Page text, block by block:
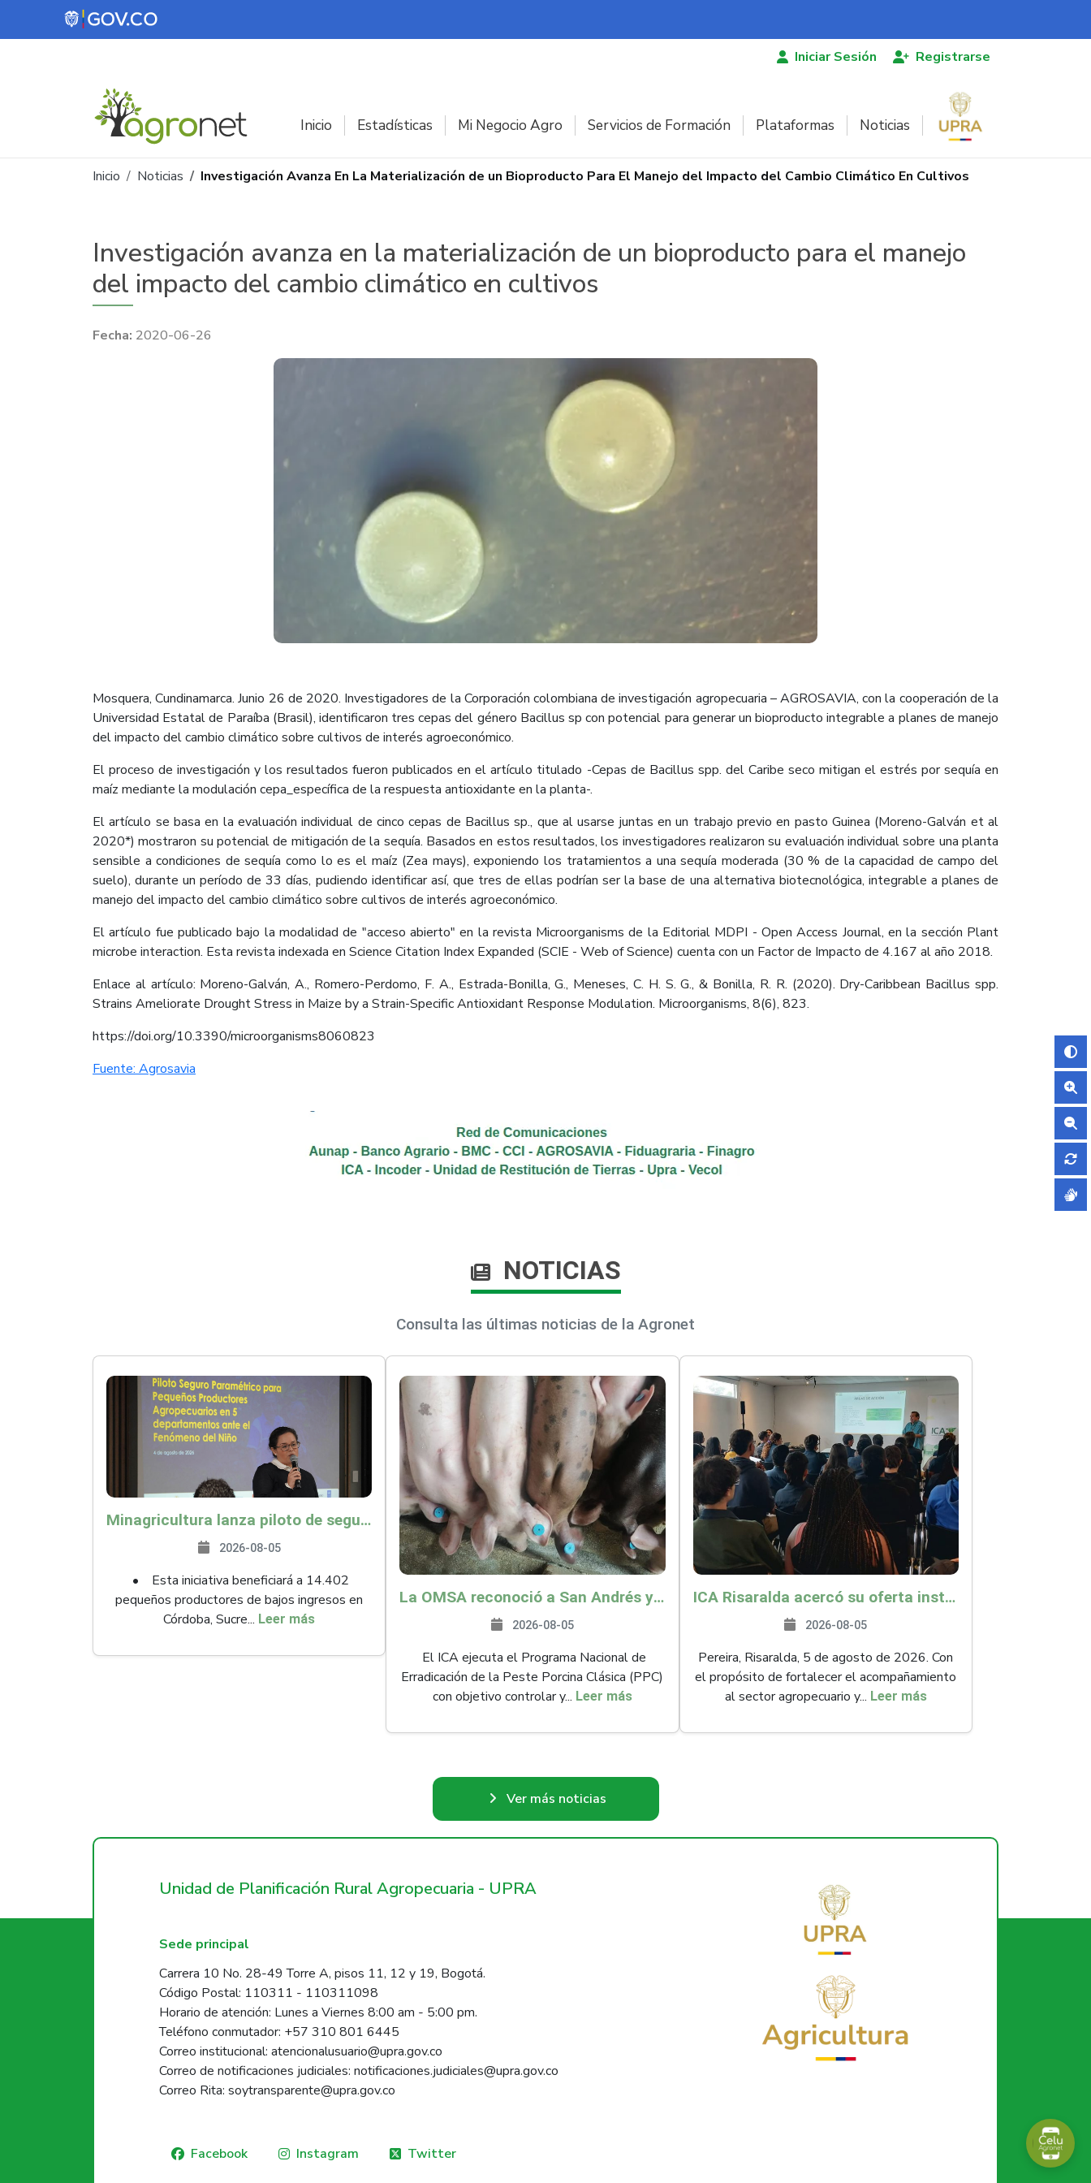
Pasar al contenido principal
Iniciar Sesión Registrarse
Inicio Estadísticas Mi Negocio Agro Servicios de Formación Plataformas Noticias
Ruta de navegación
Inicio Noticias Investigación Avanza En La Materialización de un Bioproducto Para El Manejo del Impacto del Cambio Climático En Cultivos
Investigación avanza en la materialización de un bioproducto para el manejo
del impacto del cambio climático en cultivos
2020-06-26
Mosquera, Cundinamarca. Junio 26 de 2020. Investigadores de la Corporación colombiana de investigación agropecuaria – AGROSAVIA, con la cooperación de la
Universidad Estatal de Paraíba (Brasil), identificaron tres cepas del género Bacillus sp con potencial para generar un bioproducto integrable a planes de manejo
del impacto del cambio climático sobre cultivos de interés agroeconómico.
El proceso de investigación y los resultados fueron publicados en el artículo titulado -Cepas de Bacillus spp. del Caribe seco mitigan el estrés por sequía en
maíz mediante la modulación cepa_específica de la respuesta antioxidante en la planta-.
El artículo se basa en la evaluación individual de cinco cepas de Bacillus sp., que al usarse juntas en un trabajo previo en pasto Guinea (Moreno-Galván et al
2020*) mostraron su potencial de mitigación de la sequía. Basados en estos resultados, los investigadores realizaron su evaluación individual sobre una planta
sensible a condiciones de sequía como lo es el maíz (Zea mays), exponiendo los tratamientos a una sequía moderada (30 % de la capacidad de campo del
suelo), durante un período de 33 días, pudiendo identificar así, que tres de ellas podrían ser la base de una alternativa biotecnológica, integrable a planes de
manejo del impacto del cambio climático sobre cultivos de interés agroeconómico.
El artículo fue publicado bajo la modalidad de "acceso abierto" en la revista Microorganisms de la Editorial MDPI - Open Access Journal, en la sección Plant
microbe interaction. Esta revista indexada en Science Citation Index Expanded (SCIE - Web of Science) cuenta con un Factor de Impacto de 4.167 al año 2018.
Enlace al artículo: Moreno-Galván, A., Romero-Perdomo, F. A., Estrada-Bonilla, G., Meneses, C. H. S. G., & Bonilla, R. R. (2020). Dry-Caribbean Bacillus spp.
Strains Ameliorate Drought Stress in Maize by a Strain-Specific Antioxidant Response Modulation. Microorganisms, 8(6), 823.
https://doi.org/10.3390/microorganisms8060823
Fuente: Agrosavia
NOTICIAS
Consulta las últimas noticias de la Agronet
Minagricultura lanza piloto de seguro agropecuario por $9.625 millones para proteger a más de 14.000 pequeños productores contra riesgos del Fenómeno de El Niño
2026-08-05
• Esta iniciativa beneficiará a 14.402
pequeños productores de bajos ingresos en
Córdoba, Sucre... Leer más
La OMSA reconoció a San Andrés y Providencia como zona libre de Peste Porcina Clásica (PPC)
2026-08-05
El ICA ejecuta el Programa Nacional de
Erradicación de la Peste Porcina Clásica (PPC)
con objetivo controlar y... Leer más
ICA Risaralda acercó su oferta institucional a productores y emprendedores en Expocamello
2026-08-05
Pereira, Risaralda, 5 de agosto de 2026. Con
el propósito de fortalecer el acompañamiento
al sector agropecuario y... Leer más
Ver más noticias
Unidad de Planificación Rural Agropecuaria - UPRA
Sede principal
Carrera 10 No. 28-49 Torre A, pisos 11, 12 y 19, Bogotá.
Código Postal: 110311 - 110311098
Horario de atención: Lunes a Viernes 8:00 am - 5:00 pm.
Teléfono conmutador: +57 310 801 6445
Correo institucional: atencionalusuario@upra.gov.co
Correo de notificaciones judiciales: notificaciones.judiciales@upra.gov.co
Correo Rita: soytransparente@upra.gov.co
Facebook Instagram Twitter